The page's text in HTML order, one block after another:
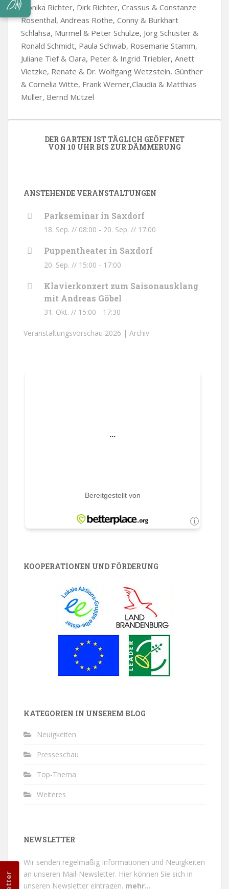
Monika Richter, Dirk Richter, Crassus & Constanze
Rosenthal, Andreas Rothe, Conny & Burkhart
Schlahsa, Murmel & Peter Schulze, Jörg Schuster &
Ronald Schmidt, Paula Schwab, Rosemarie Stamm,
Juliane Tief & Clara, Peter & Ingrid Triebler, Anett
Vietzke, Renate & Dr. Wolfgang Wetzstein, Günther
& Cornelia Witte, Frank Werner,Claudia & Matthias
Müller, Bernd Mützel
DER GARTEN IST TÄGLICH GEÖFFNET
VON 10 UHR BIS ZUR DÄMMERUNG
ANSTEHENDE VERANSTALTUNGEN
Parkseminar in Saxdorf
18. Sep. // 08:00 - 20. Sep. // 17:00
Puppentheater in Saxdorf
20. Sep. // 15:00 - 17:00
Klavierkonzert zum Saisonausklang
mit Andreas Göbel
31. Okt. // 15:00 - 17:30
Veranstaltungsvorschau 2026 | Archiv
KOOPERATIONEN UND FÖRDERUNG
KATEGORIEN IN UNSEREM BLOG
Neuigkeiten
Presseschau
Top-Thema
Weiteres
NEWSLETTER
Wir senden regelmäßig Informationen und Neuigkeiten
an unseren Mail-Newsletter. Hier können Sie sich in
unseren Newsletter eintragen. mehr...